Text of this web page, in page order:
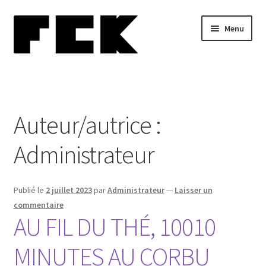
la
contenu
Menu
Blog
Performances
Collections
Presse
Contact
Auteur/autrice :
Administrateur
Publié le 2 juillet 2023parAdministrateur— Laisser un
commentaire
AU FIL DU THÉ, 10010
MINUTES AU CORBU